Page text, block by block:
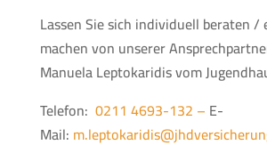
Lassen Sie sich individuell beraten /
machen von unserer
Manuela Leptokaridis vom
Telefon: 0211 4693-132 – E-
Mail: